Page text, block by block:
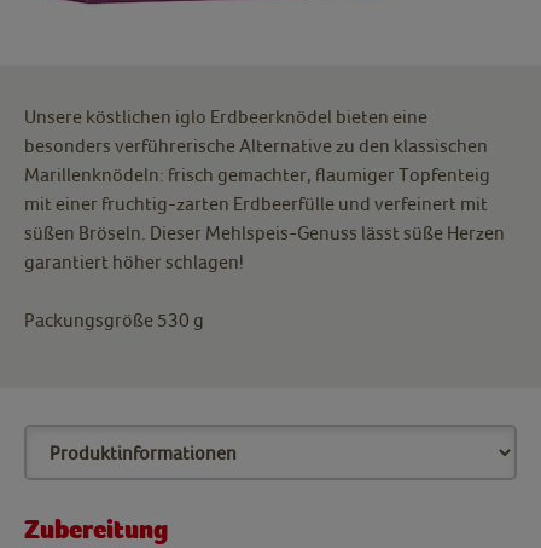
Unsere köstlichen iglo Erdbeerknödel bieten eine
besonders verführerische Alternative zu den klassischen
Marillenknödeln: frisch gemachter, flaumiger Topfenteig
mit einer fruchtig-zarten Erdbeerfülle und verfeinert mit
süßen Bröseln. Dieser Mehlspeis-Genuss lässt süße Herzen
garantiert höher schlagen!
Packungsgröße 530 g
Zubereitung